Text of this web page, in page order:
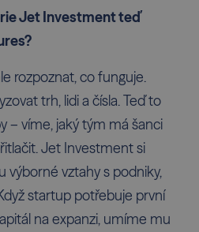
Jet Investment teď
rozpoznat, co funguje.
trh, lidi a čísla. Teď to
– víme, jaký tým má šanci
Jet Investment si
výborné vztahy s podniky,
startup potřebuje první
na expanzi, umíme mu